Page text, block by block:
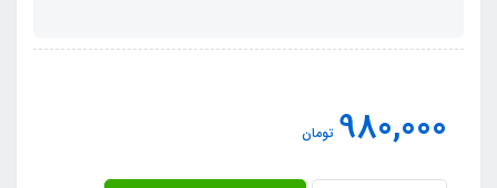
980,000 تومان